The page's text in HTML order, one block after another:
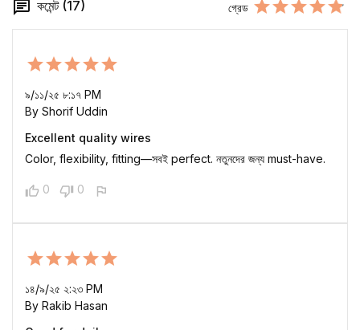
কমেন্ট (17) গ্রেড
৯/১১/২৫ ৮:১৭ PM
By Shorif Uddin
Excellent quality wires
Color, flexibility, fitting—সবই perfect. নতুনদের জন্য must-have.
0 0
১৪/৯/২৫ ২:২৩ PM
By Rakib Hasan